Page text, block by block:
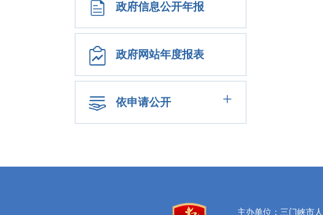
政府信息公开年报
政府网站年度报表
依申请公开 +
主办单位：三门峡市